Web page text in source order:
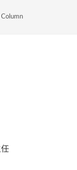
Column